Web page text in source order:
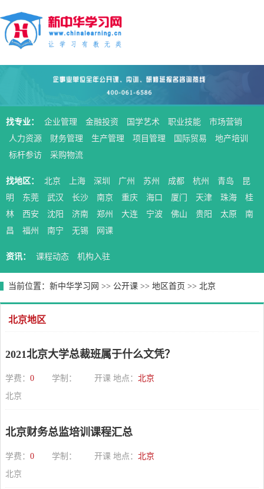
找专业： 企业管理 金融投资 国学艺术 职业技能
市场营销
人力资源
财务管理 生产管理 项目管理 国际贸易
地产培训
标杆参访
采购物流
找地区： 北京 上海 深圳 广州 苏州 成都 杭州 青岛
昆
明
东莞 武汉 长沙 南京 重庆 海口 厦门 天津 珠海
桂
林
西安 沈阳 济南 郑州 大连 宁波 佛山 贵阳 太原
南
昌
福州 南宁 无锡 网课
资讯： 课程动态 机构入驻
当前位置： 新中华学习网 >> 公开课 >> 地区首页 >> 北京
北京地区
2021北京大学总裁班属于什么文凭？
学费： 0 学制： 开课 地点： 北京
北京
北京财务总监培训课程汇总
学费： 0 学制： 开课 地点： 北京
北京